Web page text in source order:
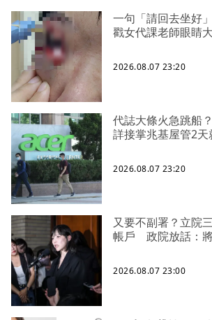
一句「請回去坐好」 特教生持斷掃把
戳女代課老師眼睛
2026.08.07 23:20
代誌大條火急跳船
詳接掌兆基屋管2天
2026.08.07 23:20
又要不副署？立院
帳戶 政院放話：
2026.08.07 23:00